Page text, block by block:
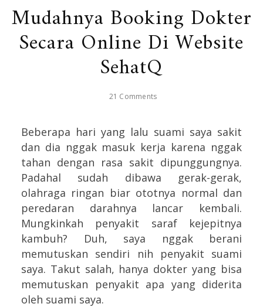
Mudahnya Booking Dokter
Secara Online Di Website
SehatQ
21 Comments
Beberapa hari yang lalu suami saya sakit
dan dia nggak masuk kerja karena nggak
tahan dengan rasa sakit dipunggungnya.
Padahal sudah dibawa gerak-gerak,
olahraga ringan biar ototnya normal dan
peredaran darahnya lancar kembali.
Mungkinkah penyakit saraf kejepitnya
kambuh? Duh, saya nggak berani
memutuskan sendiri nih penyakit suami
saya. Takut salah, hanya dokter yang bisa
memutuskan penyakit apa yang diderita
oleh suami saya.